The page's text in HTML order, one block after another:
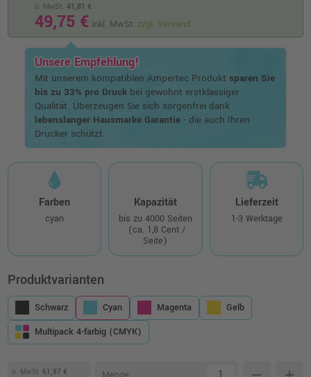
o. MwSt.41,81 €
49,75 € inkl. MwSt. zzgl. Versand
Unsere Empfehlung!
Mit unserem kompatiblen Ampertec Produkt sparen Sie
bis zu 33% pro Druckbei gewohnt erstklassiger
Qualität. Überzeugen Sie sich sorgenfrei dank
lebenslanger Hausmarke Garantie- die auch Ihren
Drucker schützt.
Farben
cyan
Kapazität
bis zu 4000 Seiten
(ca. 1,8 Cent /
Seite)
Lieferzeit
1-3 Werktage
Produktvarianten
Schwarz Cyan Magenta
Gelb
Multipack 4-farbig (CMYK)
o. MwSt. 61,97 €